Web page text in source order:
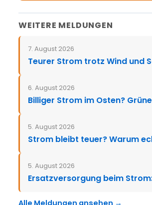
WEITERE MELDUNGEN
7. August 2026
Teurer Strom trotz Wind und
6. August 2026
Billiger Strom im Osten?
5. August 2026
Strom bleibt teuer? Warum
5. August 2026
Ersatzversorgung beim
Alle Meldungen ansehen →